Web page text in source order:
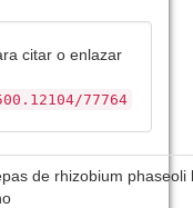
citar o enlazar
77764
de rhizobium phaseoli